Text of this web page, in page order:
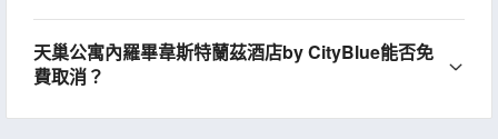
天巢公寓內羅畢韋斯特蘭茲酒店by CityBlue能否免
費取消？